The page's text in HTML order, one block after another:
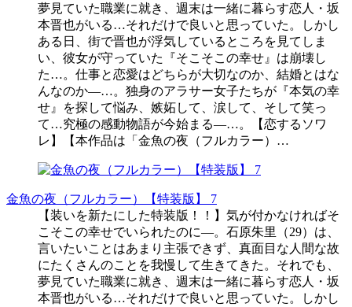
夢見ていた職業に就き、週末は一緒に暮らす恋人・坂
本晋也がいる…それだけで良いと思っていた。しかし
ある日、街で晋也が浮気しているところを見てしま
い、彼女が守っていた『そこそこの幸せ』は崩壊し
た…。仕事と恋愛はどちらが大切なのか、結婚とはな
んなのか―…。独身のアラサー女子たちが『本気の幸
せ』を探して悩み、嫉妬して、涙して、そして笑っ
て…究極の感動物語が今始まる―…。【恋するソワ
レ】【本作品は「金魚の夜（フルカラー）…
金魚の夜（フルカラー）【特装版】 7
【装いを新たにした特装版！！】気が付かなければそ
こそこの幸せでいられたのに―。石原朱里（29）は、
言いたいことはあまり主張できず、真面目な人間な故
にたくさんのことを我慢して生きてきた。それでも、
夢見ていた職業に就き、週末は一緒に暮らす恋人・坂
本晋也がいる…それだけで良いと思っていた。しかし